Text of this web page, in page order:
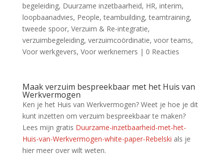
begeleiding, Duurzame inzetbaarheid, HR, interim,
loopbaanadvies, People,teambuilding,teamtraining,
tweede spoor, Verzuim & Re-integratie,
verzuimbegeleiding, verzuimcoördinatie, voor teams,
Voor werkgevers, Voor werknemers | 0 Reacties
Maak verzuim bespreekbaar met het Huis van
Werkvermogen
Ken je het Huis van Werkvermogen? Weet je hoe je dit
kunt inzetten om verzuim bespreekbaar te maken?
Lees mijn gratis Duurzame-inzetbaarheid-met-het-
Huis-van-Werkvermogen-white-paper-Rebelski als je
hier meer over wilt weten.